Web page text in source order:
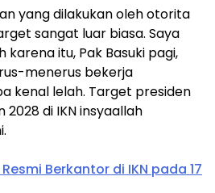
yang dilakukan oleh otorita
sangat luar biasa. Saya
karena itu, Pak Basuki pagi,
menerus bekerja
kenal lelah. Target presiden
di IKN insyaallah
Berkantor di IKN pada 17